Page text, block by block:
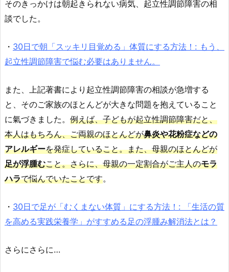
そのきっかけは朝起きられない病気、起立性調節障害の相
談でした。
・ 30日で朝「スッキリ目覚める」体質にする方法！: もう、
起立性調節障害で悩む必要はありません。
また、上記著書により起立性調節障害の相談が急増する
と、そのご家族のほとんどが大きな問題を抱えていること
に氣づきました。 例えば、子どもが起立性調節障害だと、
本人はもちろん、ご両親のほとんどが鼻炎や花粉症などの
アレルギーを発症していること。また、母親のほとんどが
足が浮腫むこと。さらに、母親の一定割合がご主人のモラ
ハラで悩んでいたことです。
・ 30日で足が「むくまない体質」にする方法！: 「生活の質
を高める実践栄養学」がすすめる足の浮腫み解消法とは？
さらにさらに…